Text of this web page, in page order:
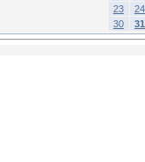
23
24
30
31